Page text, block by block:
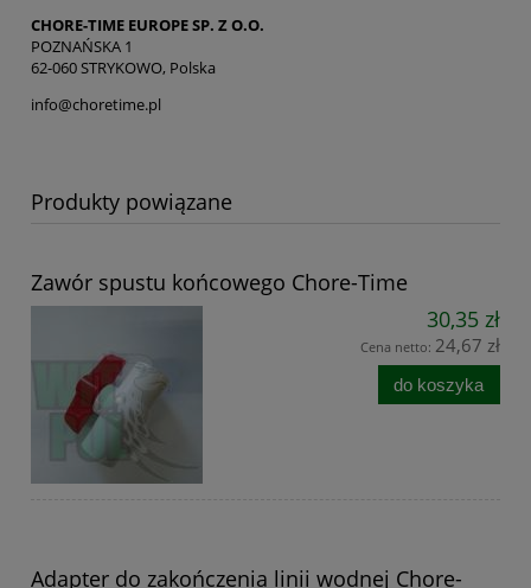
CHORE-TIME EUROPE SP. Z O.O.
POZNAŃSKA 1
62-060 STRYKOWO, Polska
info@choretime.pl
Produkty powiązane
Zawór spustu końcowego Chore-Time
30,35 zł
Cena netto: 24,67 zł
do koszyka
Adapter do zakończenia linii wodnej Chore-